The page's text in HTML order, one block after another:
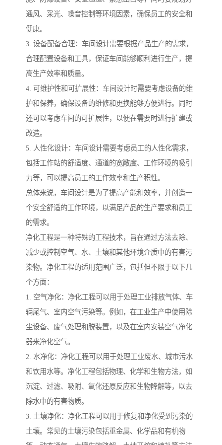
通风、采光、噪音控制等环境因素，确保员工的安全和
健康。
3. 设备配备合理：车间设计需要根据产品生产的需求，
合理配置设备和工具，保证车间能够顺利进行生产，提
高生产效率和质量。
4. 可维护性和可扩展性：车间设计时需要考虑设备的维
护和保养，确保设备的维修和更换能够方便进行。同时
还可以考虑车间的可扩展性，以便在需要时进行扩建或
改造。
5. 人性化设计：车间设计需要考虑员工的人性化需求，
包括工作站的舒适度、通道的宽敞度、工作环境的吸引
力等，可以提高员工的工作效率和生产积性。
总体来说，车间设计是为了提高产能和效率，并创造一
个安全舒适的工作环境，以满足产品的生产要求和员工
的需求。
净化工程是一种特殊的工程技术，旨在通过方法去除、
减少或控制空气、水、土壤和其他环境介质中的有害污
染物。净化工程的适用范围广泛，包括但不限于以下几
个方面：
1. 空气净化：净化工程可以用于处理工业排放气体、车
辆尾气、室内空气污染等。例如，在工业生产中使用除
尘设备、废气处理和脱装置，以及在室内安装空气净化
器来净化空气。
2. 水净化：净化工程可以用于处理工业废水、城市污水
和饮用水等。净化工程包括物理、化学和生物方法，如
沉淀、过滤、吸附、氧化还原反应和生物降解等，以去
除水中的有害物质。
3. 土壤净化：净化工程可以用于修复和净化受到污染的
土壤。常见的土壤污染包括重金属、化学品和有机物